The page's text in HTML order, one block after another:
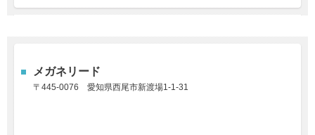
メガネリード
〒445-0076 愛知県西尾市新渡場1-1-31